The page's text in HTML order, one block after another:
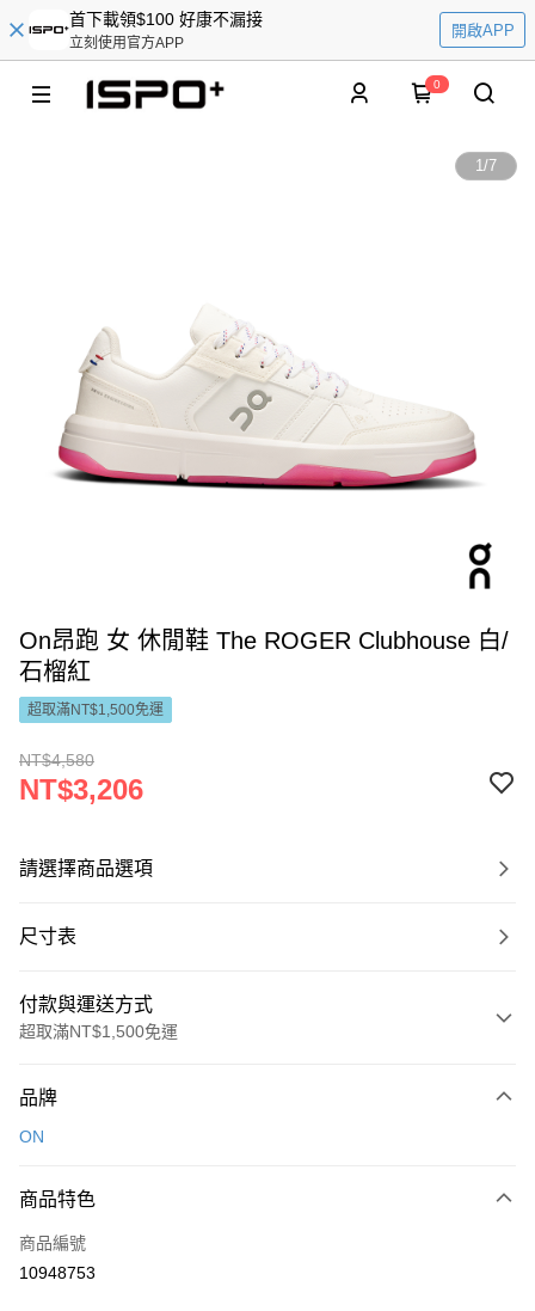
首下載領$100 好康不漏接
立刻使用官方APP
開啟APP
0
1/7
On昂跑 女 休閒鞋 The ROGER Clubhouse 白/
石榴紅
超取滿NT$1,500免運
NT$4,580
NT$3,206
請選擇商品選項
尺寸表
付款與運送方式
超取滿NT$1,500免運
信用卡一次付款
Apple Pay
悠遊付
品牌
ON
商品特色
商品編號
10948753